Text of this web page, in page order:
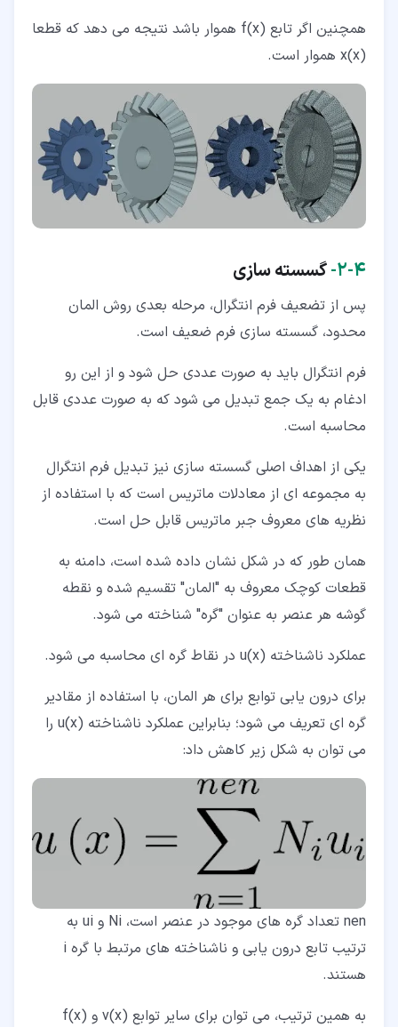
همچنین اگر تابع f(x) هموار باشد نتیجه می دهد که قطعا
x(x) هموار است.
۴‏-‏۲‏- گسسته سازی
پس از تضعیف فرم انتگرال، مرحله بعدی روش المان
محدود، گسسته سازی فرم ضعیف است.
فرم انتگرال باید به صورت عددی حل شود و از این رو
ادغام به یک جمع تبدیل می شود که به صورت عددی قابل
محاسبه است.
یکی از اهداف اصلی گسسته سازی نیز تبدیل فرم انتگرال
به مجموعه ای از معادلات ماتریس است که با استفاده از
نظریه های معروف جبر ماتریس قابل حل است.
همان طور که در شکل نشان داده شده است، دامنه به
قطعات کوچک معروف به "المان" تقسیم شده و نقطه
گوشه هر عنصر به عنوان "گره" شناخته می شود.
عملکرد ناشناخته u(x) در نقاط گره ای محاسبه می شود.
برای درون یابی توابع برای هر المان، با استفاده از مقادیر
گره ای تعریف می شود؛ بنابراین عملکرد ناشناخته u(x) را
می توان به شکل زیر کاهش داد:
nen تعداد گره های موجود در عنصر است، Ni و ui به
ترتیب تابع درون یابی و ناشناخته های مرتبط با گره i
هستند.
به همین ترتیب، می توان برای سایر توابع v(x) و f(x)